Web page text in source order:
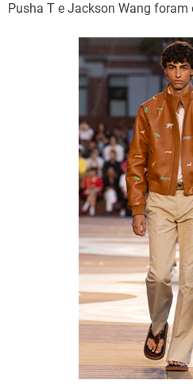
Pusha T e Jackson Wang foram